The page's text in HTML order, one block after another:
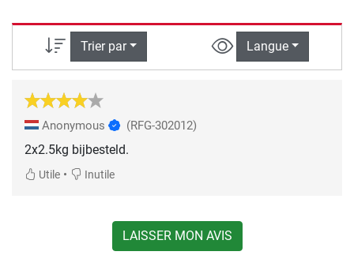
Trier par Langue
Anonymous (RFG-302012)
2x2.5kg bijbesteld.
Utile • Inutile
LAISSER MON AVIS